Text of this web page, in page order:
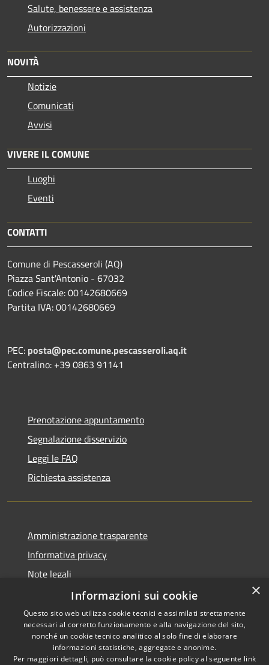
Salute, benessere e assistenza
Autorizzazioni
NOVITÀ
Notizie
Comunicati
Avvisi
VIVERE IL COMUNE
Luoghi
Eventi
CONTATTI
Comune di Pescasseroli (AQ)
Piazza Sant'Antonio - 67032
Codice Fiscale: 00142680669
Partita IVA: 00142680669
PEC: posta@pec.comune.pescasseroli.aq.it
Centralino: +39 0863 91141
Prenotazione appuntamento
Segnalazione disservizio
Leggi le FAQ
Richiesta assistenza
Amministrazione trasparente
Informativa privacy
Note legali
Dichiarazione di accessibilità
RSS
Copyright © 2026 • Comune di
×
Informazioni sui cookie
Questo sito web utilizza cookie tecnici e assimilati strettamente
necessari al corretto funzionamento e alla navigazione del sito,
nonché un cookie tecnico analitico al solo fine di elaborare
informazioni statistiche, aggregate e anonime.
Per maggiori dettagli, può consultare la cookie policy al seguente link